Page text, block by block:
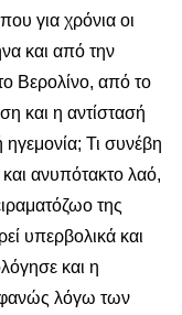
για χρόνια οι
και από την
Βερολίνο, από το
και η αντίστασή
Τι συνέβη
ανυπότακτο λαό,
της
υπερβολικά και
και η
λόγω των